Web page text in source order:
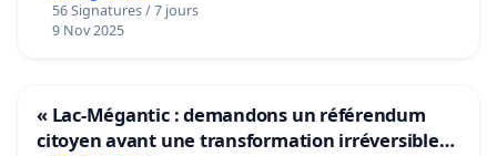
56 Signatures / 7 jours
9 Nov 2025
« Lac-Mégantic : demandons un référendum
citoyen avant une transformation irréversible